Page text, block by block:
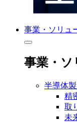
事業・ソリュ
事業・ソ
半導体
精
取
未